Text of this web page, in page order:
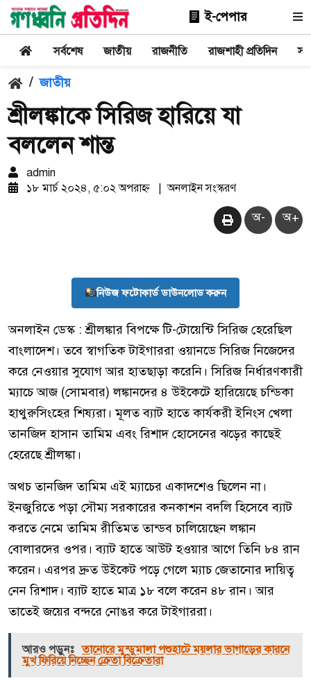
ই-পেপার
সর্বশেষ জাতীয় রাজনীতি রাজশাহী প্রতিদিন
/ জাতীয়
শ্রীলঙ্কাকে সিরিজ হারিয়ে যা
বললেন শান্ত
admin
১৮ মার্চ ২০২৪, ৫:০২ অপরাহ্ন
| অনলাইন সংস্করণ
অ- অ+
নিউজ ফটোকার্ড ডাউনলোড করুন
অনলাইন ডেস্ক : শ্রীলঙ্কার বিপক্ষে টি-টোয়েন্টি সিরিজ হেরেছিল
বাংলাদেশ। তবে স্বাগতিক টাইগাররা ওয়ানডে সিরিজ নিজেদের
করে নেওয়ার সুযোগ আর হাতছাড়া করেনি। সিরিজ নির্ধারণকারী
ম্যাচে আজ (সোমবার) লঙ্কানদের ৪ উইকেটে হারিয়েছে চন্ডিকা
হাথুরুসিংহের শিষ্যরা। মূলত ব্যাট হাতে কার্যকরী ইনিংস খেলা
তানজিদ হাসান তামিম এবং রিশাদ হোসেনের ঝড়ের কাছেই
হেরেছে শ্রীলঙ্কা।
অথচ তানজিদ তামিম এই ম্যাচের একাদশেও ছিলেন না।
ইনজুরিতে পড়া সৌম্য সরকারের কনকাশন বদলি হিসেবে ব্যাট
করতে নেমে তামিম রীতিমত তান্ডব চালিয়েছেন লঙ্কান
বোলারদের ওপর। ব্যাট হাতে আউট হওয়ার আগে তিনি ৮৪ রান
করেন। এরপর দ্রুত উইকেট পড়ে গেলে ম্যাচ জেতানোর দায়িত্ব
নেন রিশাদ। ব্যাট হাতে মাত্র ১৮ বলে করেন ৪৮ রান। আর
তাতেই জয়ের বন্দরে নোঙর করে টাইগাররা।
আরও পড়ুনঃ তানোরে মুন্ডুমালা পশুহাটে ময়লার ভাগাড়ের কারনে
মুখ ফিরিয়ে নিচ্ছেন ক্রেতা বিক্রেতারা